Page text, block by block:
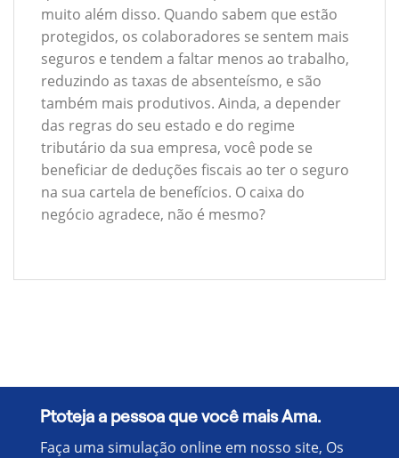
muito além disso. Quando sabem que estão
protegidos, os colaboradores se sentem mais
seguros e tendem a faltar menos ao trabalho,
reduzindo as taxas de absenteísmo, e são
também mais produtivos. Ainda, a depender
das regras do seu estado e do regime
tributário da sua empresa, você pode se
beneficiar de deduções fiscais ao ter o seguro
na sua cartela de benefícios. O caixa do
negócio agradece, não é mesmo?
Ptoteja a pessoa que você mais Ama.
Faça uma simulação online em nosso site, Os